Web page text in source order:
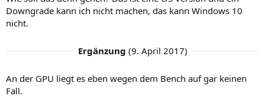
Downgrade kann ich nicht machen, das kann Windows 10
nicht.
Ergänzung (9. April 2017)
An der GPU liegt es eben wegen dem Bench auf gar keinen
Fall.